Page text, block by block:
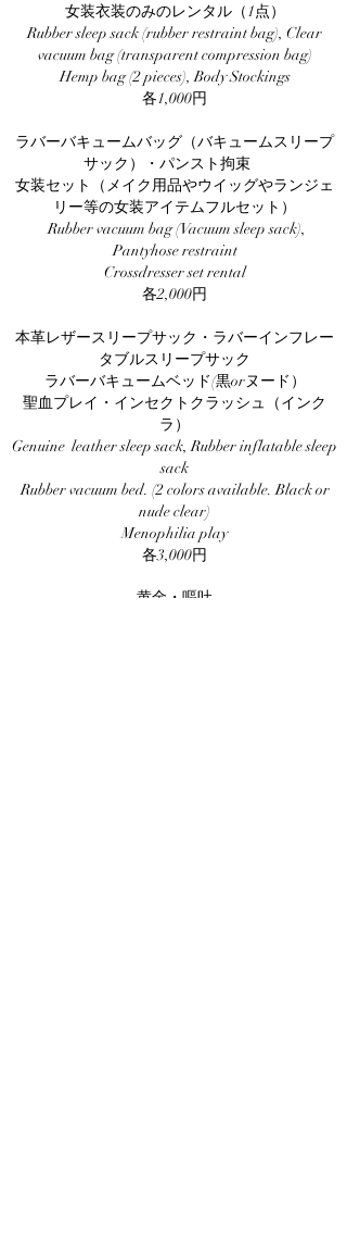
女装衣装のみのレンタル（1点）
Rubber sleep sack (rubber restraint bag), Clear
vacuum bag (transparent compression bag)
Hemp bag (2 pieces), Body Stockings
各1,000円​
ラバーバキュームバッグ（バキュームスリープ
サック）・パンスト拘束
女装セット（メイク用品やウイッグやランジェ
リー等の女装アイテムフルセット）
Rubber vacuum bag (Vacuum sleep sack),
Pantyhose restraint
Crossdresser set rental
各2,000円
本革レザースリープサック・ラバーインフレー
タブルスリープサック
ラバーバキュームベッド(黒orヌード）
聖血プレイ・インセクトクラッシュ（インク
ラ）
Genuine leather sleep sack, Rubber inflatable sleep
sack
Rubber vacuum bed. (2 colors available. Black or
nude clear)
Menophilia play
各3,000円
黄金・嘔吐